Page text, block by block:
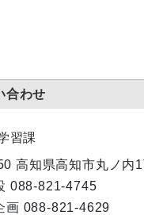
合わせ
習課
高知県高知市丸ノ内
088-821-4745
画 088-821-4629